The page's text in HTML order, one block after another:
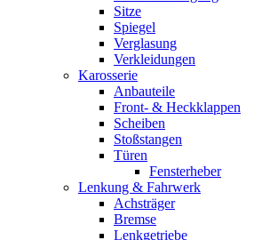
Sitze
Spiegel
Verglasung
Verkleidungen
Karosserie
Anbauteile
Front- & Heckklappen
Scheiben
Stoßstangen
Türen
Fensterheber
Lenkung & Fahrwerk
Achsträger
Bremse
Lenkgetriebe